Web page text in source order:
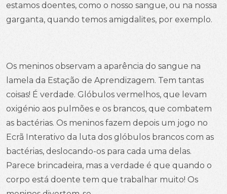
estamos doentes, como o nosso sangue, ou na nossa
garganta, quando temos amigdalites, por exemplo.
Os meninos observam a aparência do sangue na
lamela da Estação de Aprendizagem. Tem tantas
coisas! É verdade. Glóbulos vermelhos, que levam
oxigénio aos pulmões e os brancos, que combatem
as bactérias. Os meninos fazem depois um jogo no
Ecrã Interativo da luta dos glóbulos brancos com as
bactérias, deslocando-os para cada uma delas.
Parece brincadeira, mas a verdade é que quando o
corpo está doente tem que trabalhar muito! Os